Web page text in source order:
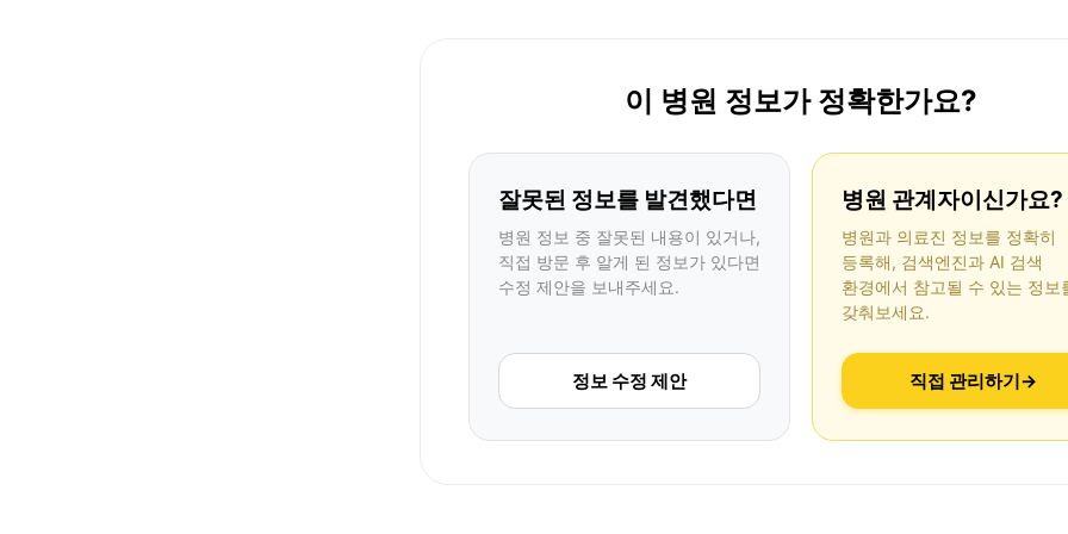
이 병원 정보가 정확한가요?
잘못된 정보를 발견했다면
병원 정보 중 잘못된 내용이 있거나,
직접 방문 후 알게 된 정보가 있다면
수정 제안을 보내주세요.
정보 수정 제안
병원 관계자이신가요?
병원과 의료진 정보를 정확히
등록해, 검색엔진과 AI 검색
환경에서 참고될 수 있는 정보
갖춰보세요.
직접 관리하기→